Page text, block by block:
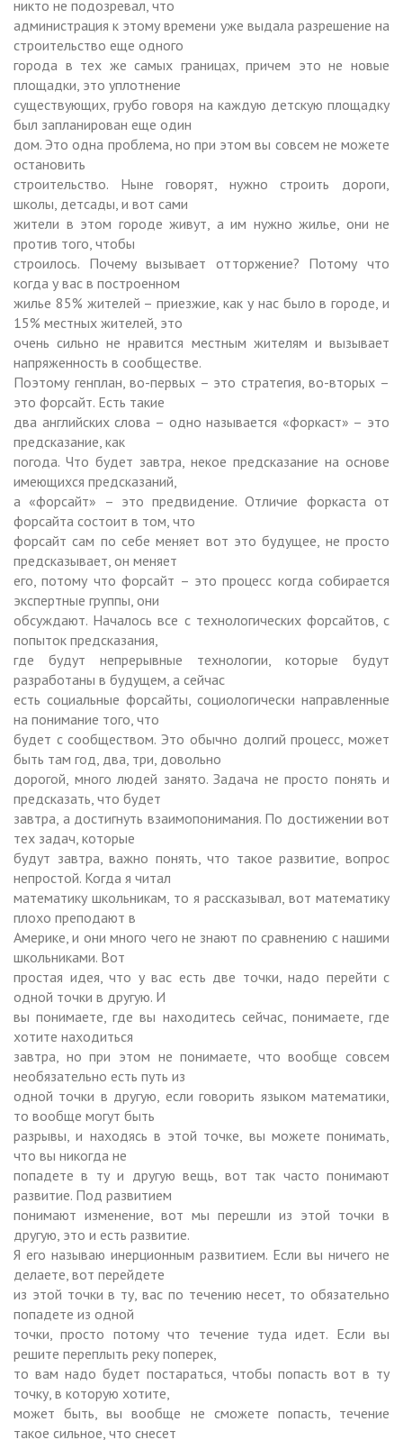
никто не подозревал, что
администрация к этому времени уже выдала разрешение на
строительство еще одного
города в тех же самых границах, причем это не новые
площадки, это уплотнение
существующих, грубо говоря на каждую детскую площадку
был запланирован еще один
дом. Это одна проблема, но при этом вы совсем не можете
остановить
строительство. Ныне говорят, нужно строить дороги,
школы, детсады, и вот сами
жители в этом городе живут, а им нужно жилье, они не
против того, чтобы
строилось. Почему вызывает отторжение? Потому что
когда у вас в построенном
жилье 85% жителей – приезжие, как у нас было в городе, и
15% местных жителей, это
очень сильно не нравится местным жителям и вызывает
напряженность в сообществе.
Поэтому генплан, во-первых – это стратегия, во-вторых –
это форсайт. Есть такие
два английских слова – одно называется «форкаст» – это
предсказание, как
погода. Что будет завтра, некое предсказание на основе
имеющихся предсказаний,
а «форсайт» – это предвидение. Отличие форкаста от
форсайта состоит в том, что
форсайт сам по себе меняет вот это будущее, не просто
предсказывает, он меняет
его, потому что форсайт – это процесс когда собирается
экспертные группы, они
обсуждают. Началось все с технологических форсайтов, с
попыток предсказания,
где будут непрерывные технологии, которые будут
разработаны в будущем, а сейчас
есть социальные форсайты, социологически направленные
на понимание того, что
будет с сообществом. Это обычно долгий процесс, может
быть там год, два, три, довольно
дорогой, много людей занято. Задача не просто понять и
предсказать, что будет
завтра, а достигнуть взаимопонимания. По достижении вот
тех задач, которые
будут завтра, важно понять, что такое развитие, вопрос
непростой. Когда я читал
математику школьникам, то я рассказывал, вот математику
плохо преподают в
Америке, и они много чего не знают по сравнению с нашими
школьниками. Вот
простая идея, что у вас есть две точки, надо перейти с
одной точки в другую. И
вы понимаете, где вы находитесь сейчас, понимаете, где
хотите находиться
завтра, но при этом не понимаете, что вообще совсем
необязательно есть путь из
одной точки в другую, если говорить языком математики,
то вообще могут быть
разрывы, и находясь в этой точке, вы можете понимать,
что вы никогда не
попадете в ту и другую вещь, вот так часто понимают
развитие. Под развитием
понимают изменение, вот мы перешли из этой точки в
другую, это и есть развитие.
Я его называю инерционным развитием. Если вы ничего не
делаете, вот перейдете
из этой точки в ту, вас по течению несет, то обязательно
попадете из одной
точки, просто потому что течение туда идет. Если вы
решите переплыть реку поперек,
то вам надо будет постараться, чтобы попасть вот в ту
точку, в которую хотите,
может быть, вы вообще не сможете попасть, течение
такое сильное, что снесет